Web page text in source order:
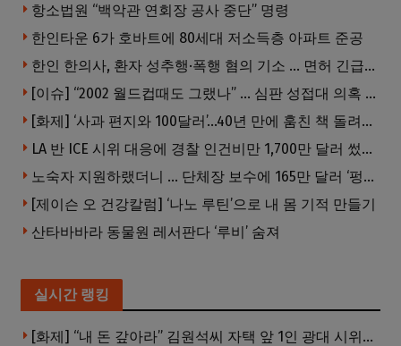
항소법원 “백악관 연회장 공사 중단” 명령
한인타운 6가 호바트에 80세대 저소득층 아파트 준공
한인 한의사, 환자 성추행·폭행 혐의 기소 … 면허 긴급정지
[이슈] “2002 월드컵때도 그랬나” … 심판 성접대 의혹 해외로 일파만파, 4강 신화까지 불똥
[화제] ‘사과 편지와 100달러’…40년 만에 훔친 책 돌려준 절도범
LA 반 ICE 시위 대응에 경찰 인건비만 1,700만 달러 썼다.
노숙자 지원하랬더니 … 단체장 보수에 165만 달러 ‘펑펑’
[제이슨 오 건강칼럼] ‘나노 루틴’으로 내 몸 기적 만들기
산타바바라 동물원 레서판다 ‘루비’ 숨져
실시간 랭킹
[화제] “내 돈 갚아라” 김원석씨 자택 앞 1인 광대 시위 … 한인 투자사, “108만 달러 못받아”